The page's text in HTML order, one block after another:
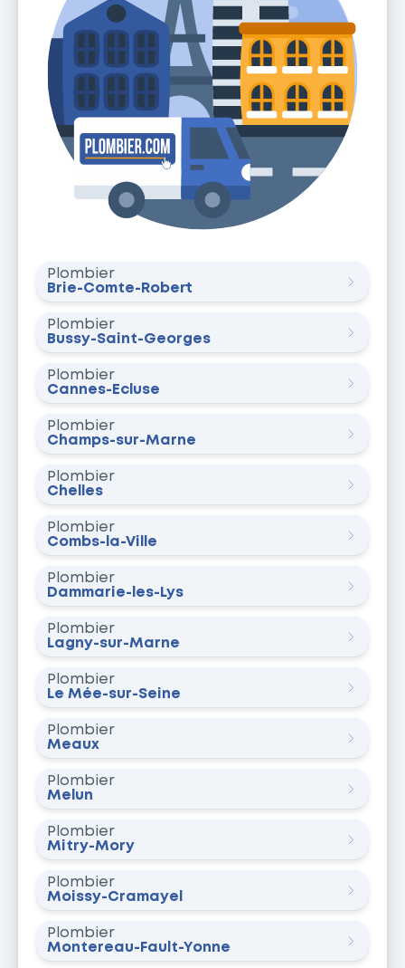
Plombier
Brie-Comte-Robert
Plombier
Bussy-Saint-Georges
Plombier
Cannes-Écluse
Plombier
Champs-sur-Marne
Plombier
Chelles
Plombier
Combs-la-Ville
Plombier
Dammarie-les-Lys
Plombier
Lagny-sur-Marne
Plombier
Le Mée-sur-Seine
Plombier
Meaux
Plombier
Melun
Plombier
Mitry-Mory
Plombier
Moissy-Cramayel
Plombier
Montereau-Fault-Yonne